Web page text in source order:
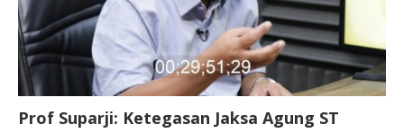
Prof Suparji: Ketegasan Jaksa Agung ST